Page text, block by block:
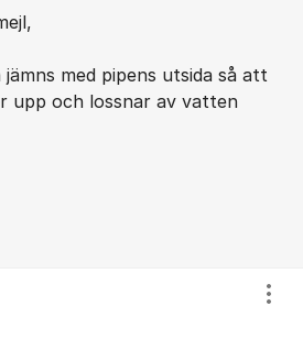
jämns med pipens utsida så att
upp och lossnar av vatten